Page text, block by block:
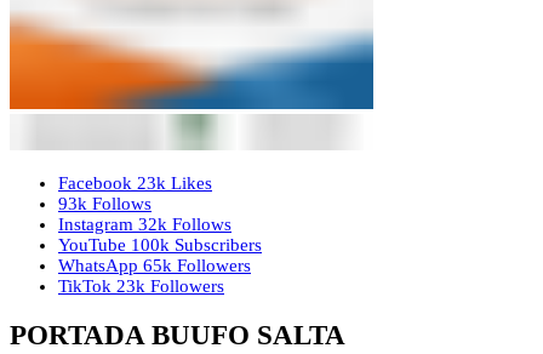
Facebook 23k Likes
93k Follows
Instagram 32k Follows
YouTube 100k Subscribers
WhatsApp 65k Followers
TikTok 23k Followers
PORTADA BUUFO SALTA